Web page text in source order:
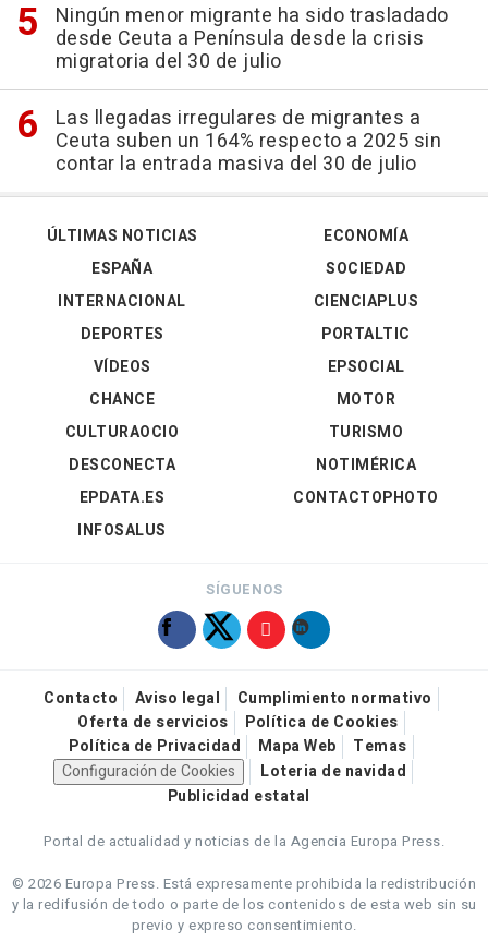
Ningún menor migrante ha sido trasladado
desde Ceuta a Península desde la crisis
migratoria del 30 de julio
Las llegadas irregulares de migrantes a
Ceuta suben un 164% respecto a 2025 sin
contar la entrada masiva del 30 de julio
ÚLTIMAS NOTICIAS
ESPAÑA
INTERNACIONAL
DEPORTES
VÍDEOS
ECONOMÍA
SOCIEDAD
CIENCIAPLUS
PORTALTIC
EPSOCIAL
CHANCE
CULTURAOCIO
DESCONECTA
EPDATA.ES
INFOSALUS
MOTOR
TURISMO
NOTIMÉRICA
CONTACTOPHOTO
SÍGUENOS
Contacto Aviso legal
Cumplimiento normativo
Oferta de servicios
Política de Cookies
Política de Privacidad
Mapa Web
Temas
Configuración de Cookies
Loteria de navidad
Publicidad estatal
Portal de actualidad y noticias de la Agencia Europa Press.
© 2026 Europa Press. Está expresamente prohibida la redistribución
y la redifusión de todo o parte de los contenidos de esta web sin su
previo y expreso consentimiento.